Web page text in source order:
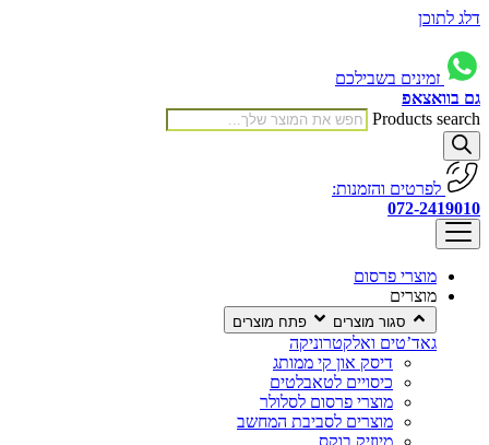
דלג לתוכן
זמינים בשבילכם
גם בוואצאפ
Products search
לפרטים והזמנות:
072-2419010
מוצרי פרסום
מוצרים
סגור מוצרים פתח מוצרים
גאד’טים ואלקטרוניקה
דיסק און קי ממותג
כיסויים לטאבלטים
מוצרי פרסום לסלולר
מוצרים לסביבת המחשב
מיוזיק בוקס